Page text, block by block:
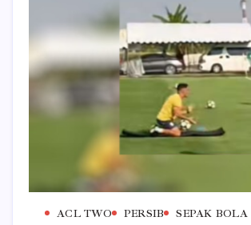
ACL TWO PERSIB SEPAK BOLA